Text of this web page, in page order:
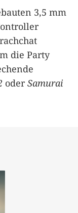
3,5 mm
die Party
oderSamurai